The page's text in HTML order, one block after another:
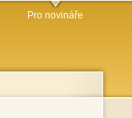
Pro novináře